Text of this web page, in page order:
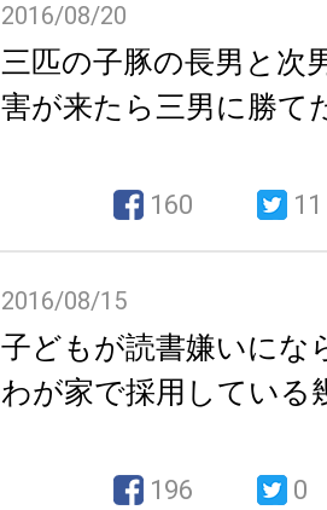
2016/08/20
三匹の子豚の長男と次
害が来たら三男に勝て
160 11
2016/08/15
子どもが読書嫌いにな
わが家で採用している
196 0